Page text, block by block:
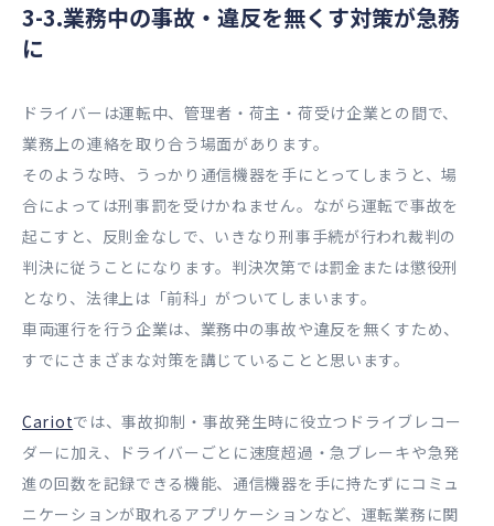
3-3.業務中の事故・違反を無くす対策が急務
に
ドライバーは運転中、管理者・荷主・荷受け企業との間で、
業務上の連絡を取り合う場面があります。
そのような時、うっかり通信機器を手にとってしまうと、場
合によっては刑事罰を受けかねません。ながら運転で事故を
起こすと、反則金なしで、いきなり刑事手続が行われ裁判の
判決に従うことになります。判決次第では罰金または懲役刑
となり、法律上は「前科」がついてしまいます。
車両運行を行う企業は、業務中の事故や違反を無くすため、
すでにさまざまな対策を講じていることと思います。
Cariotでは、事故抑制・事故発生時に役立つドライブレコー
ダーに加え、ドライバーごとに速度超過・急ブレーキや急発
進の回数を記録できる機能、通信機器を手に持たずにコミュ
ニケーションが取れるアプリケーションなど、運転業務に関